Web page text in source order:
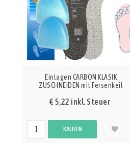
Einlagen CARBON KLASIK
ZUSCHNEIDEN mit Fersenkeil
€ 5,22 inkl. Steuer
KAUFEN